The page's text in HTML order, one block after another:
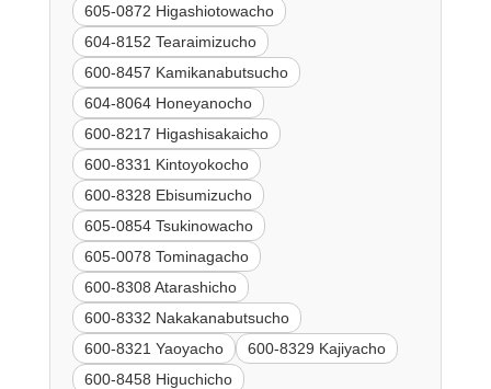
605-0872 Higashiotowacho
604-8152 Tearaimizucho
600-8457 Kamikanabutsucho
604-8064 Honeyanocho
600-8217 Higashisakaicho
600-8331 Kintoyokocho
600-8328 Ebisumizucho
605-0854 Tsukinowacho
605-0078 Tominagacho
600-8308 Atarashicho
600-8332 Nakakanabutsucho
600-8321 Yaoyacho
600-8329 Kajiyacho
600-8458 Higuchicho